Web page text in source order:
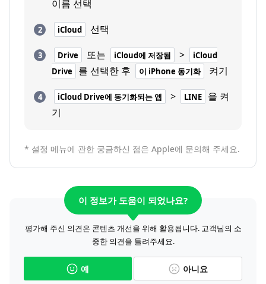
이름 선택
iCloud 선택
Drive 또는 iCloud에 저장됨 >
iCloud
Drive
를 선택한 후 이 iPhone 동기화 켜기
iCloud Drive에 동기화되는 앱 > LINE
을 켜
기
* 설정 메뉴에 관한 궁금하신 점은 Apple에 문의해 주세요.
이 정보가 도움이 되었나요?
평가해 주신 의견은 콘텐츠 개선을 위해 활용됩니다. 고객님의 소
중한 의견을 들려주세요.
예 아니요